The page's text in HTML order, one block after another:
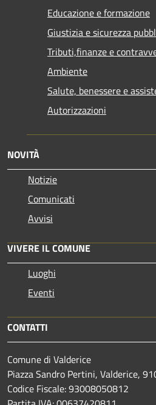
Educazione e formazione
Giustizia e sicurezza
Tributi,finanze e
Ambiente
Salute, benessere e
Autorizzazioni
NOVITÀ
Notizie
Comunicati
Avvisi
VIVERE IL COMUNE
Luoghi
Eventi
CONTATTI
Comune di Valderice
Piazza Sandro Pertini, Valderice,
Codice Fiscale: 93008050812